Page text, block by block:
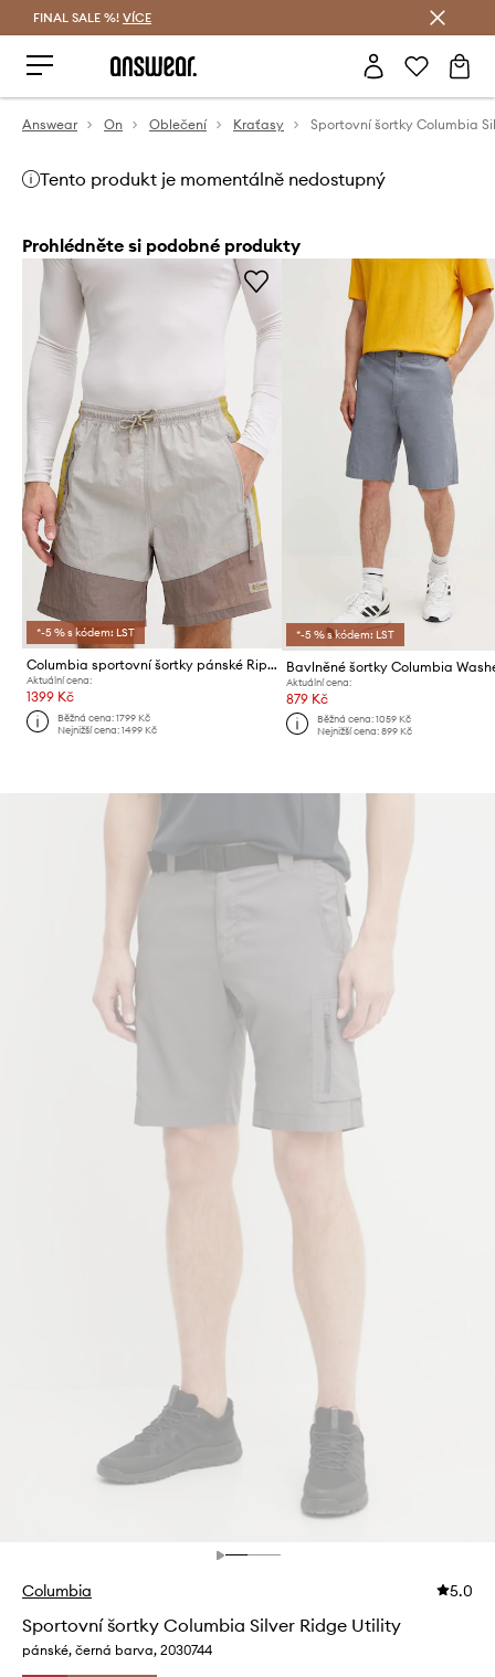
FINAL SALE %! VÍCE
Answear On Oblečení Kraťasy
Tento produkt je momentálně nedostupný
Prohlédněte si podobné produkty
*-5 % s kódem: LST
Columbia sportovní šortky pánské Riptide Retro
Aktuální cena:
1399 Kč
Běžná cena:1799 Kč
Nejnižší cena:1499 Kč
*-5 % s kódem: LST
Aktuální cena:
879 Kč
Běžná cena: 1059 Kč
Nejnižší cena: 899 Kč
Columbia 5.0
Sportovní šortky Columbia Silver Ridge Utility
pánské, černá barva, 2030744